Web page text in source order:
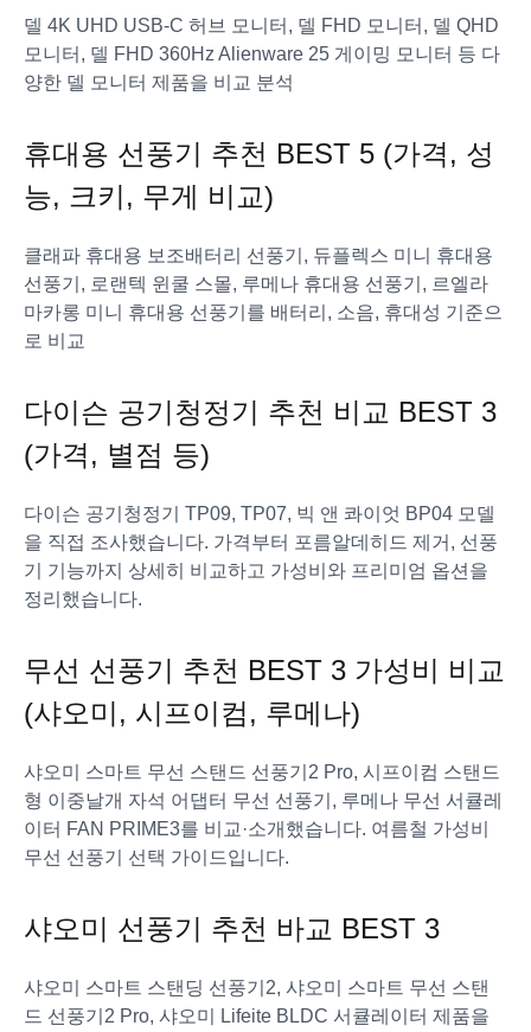
델 4K UHD USB-C 허브 모니터, 델 FHD 모니터, 델 QHD
모니터, 델 FHD 360Hz Alienware 25 게이밍 모니터 등 다
양한 델 모니터 제품을 비교 분석
휴대용 선풍기 추천 BEST 5 (가격, 성
능, 크키, 무게 비교)
클래파 휴대용 보조배터리 선풍기, 듀플렉스 미니 휴대용
선풍기, 로랜텍 윈쿨 스몰, 루메나 휴대용 선풍기, 르엘라
마카롱 미니 휴대용 선풍기를 배터리, 소음, 휴대성 기준으
로 비교
다이슨 공기청정기 추천 비교 BEST 3
(가격, 별점 등)
다이슨 공기청정기 TP09, TP07, 빅 앤 콰이엇 BP04 모델
을 직접 조사했습니다. 가격부터 포름알데히드 제거, 선풍
기 기능까지 상세히 비교하고 가성비와 프리미엄 옵션을
정리했습니다.
무선 선풍기 추천 BEST 3 가성비 비교
(샤오미, 시프이컴, 루메나)
샤오미 스마트 무선 스탠드 선풍기2 Pro, 시프이컴 스탠드
형 이중날개 자석 어댑터 무선 선풍기, 루메나 무선 서큘레
이터 FAN PRIME3를 비교·소개했습니다. 여름철 가성비
무선 선풍기 선택 가이드입니다.
샤오미 선풍기 추천 바교 BEST 3
샤오미 스마트 스탠딩 선풍기2, 샤오미 스마트 무선 스탠
드 선풍기2 Pro, 샤오미 Lifeite BLDC 서큘레이터 제품을